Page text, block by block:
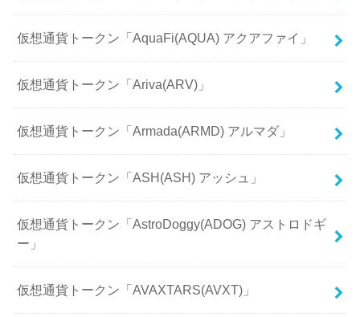
仮想通貨トークン「AquaFi(AQUA) アクアファイ」
仮想通貨トークン「Ariva(ARV)」
仮想通貨トークン「Armada(ARMD) アルマダ」
仮想通貨トークン「ASH(ASH) アッシュ」
仮想通貨トークン「AstroDoggy(ADOG) アストロドギ
ー」
仮想通貨トークン「AVAXTARS(AVXT)」